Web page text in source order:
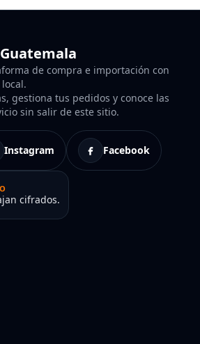
de compra e importación con
gestiona tus pedidos y conoce las
sin salir de este sitio.
Instagram Facebook
cifrados.